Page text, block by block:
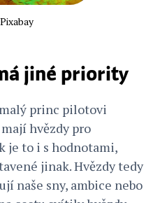
jiné priority
princ pilotovi
hvězdy pro
je to i s hodnotami,
jinak. Hvězdy tedy
naše sny, ambice nebo